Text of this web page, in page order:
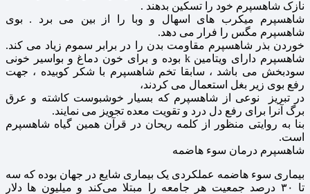
نازک شاهسپرم خود را تسکین بدهند .
شاهسپرم میکرب هاى اسهال و وبا را از بین می برد . بوى
شاهسپرم مگس را فرار مى دهد.
خوردن بذر شاهسپرم مقاومت بدن را در برابر سموم زیاد مى کند.
شاهسپرم داراى ویتامین k بوده و براى خون دماغ و بواسیر خونى
سودبخش مى باشد ، سابقا تخم شاهسپرم با شکر کوبیده ، جهت
رفع بوى زیر بغل استعمال مى کردند،
در تبریز نوعی از شاهسپرم که بسیار خوشبوست کاشته و عرق
برگ آنرا براى رفع دل درد و تقویت معده تجویز مى نمایند.
بنا به روایتی منظور از کلمه ریحان در قرآن همین گیاه شاهسپرم
است.
شاهسپرم درمان سوء هاضمه
بیماری سوء هاضمه عملکردی یک بیماری شایع در جهان بوده که سه
تا ‪ ۳۰‬درصد جمعیت هر جامعه را مبتلا می‌کند و میلیون ها دلار